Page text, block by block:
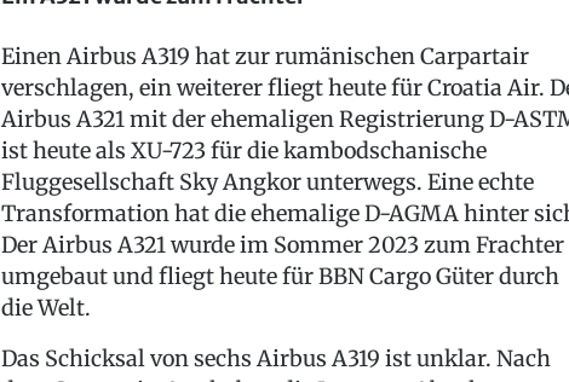
Einen Airbus A319 hat zur rumänischen Carpartair
verschlagen, ein weiterer fliegt heute für Croatia Air.
Airbus A321 mit der ehemaligen Registrierung D-
ist heute als XU-723 für die kambodschanische
Fluggesellschaft Sky Angkor unterwegs. Eine echte
Transformation hat die ehemalige D-AGMA hinter
Der Airbus A321 wurde im Sommer 2023 zum Frachter
umgebaut und fliegt heute für BBN Cargo Güter durch
die Welt.
Das Schicksal von sechs Airbus A319 ist unklar. Nach